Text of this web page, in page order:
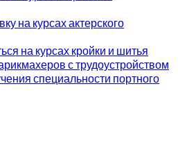
на курсах актерского
на курсах кройки и шитья
с трудоустройством
специальности портного